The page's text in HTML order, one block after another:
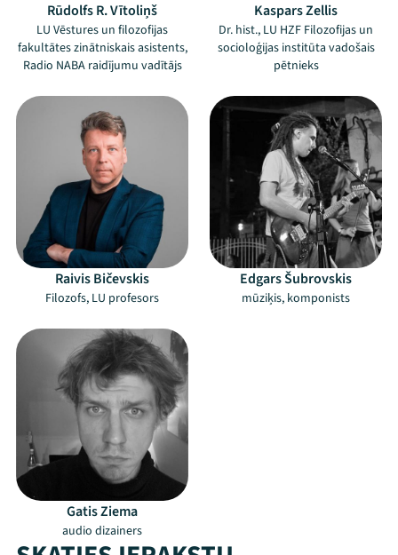
Rūdolfs R. Vītoliņš
LU Vēstures un filozofijas
fakultātes zinātniskais asistents,
Radio NABA raidījumu vadītājs
Kaspars Zellis
Dr. hist., LU HZF Filozofijas un
socioloģijas institūta vadošais
pētnieks
Raivis Bičevskis
Filozofs, LU profesors
Edgars Šubrovskis
mūziķis, komponists
Gatis Ziema
audio dizainers